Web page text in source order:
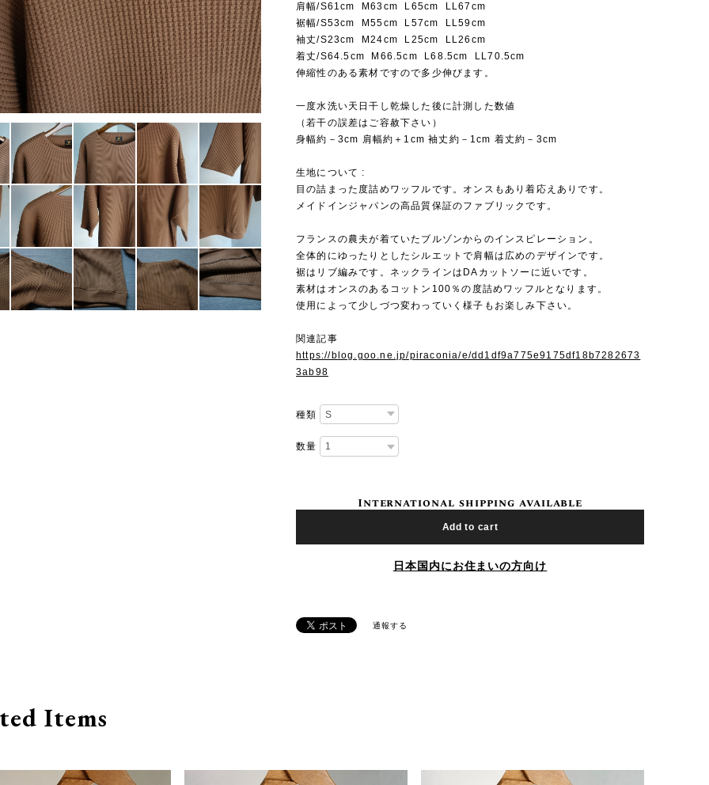
肩幅/S61cm M63cm L65cm LL67cm
裾幅/S53cm M55cm L57cm LL59cm
袖丈/S23cm M24cm L25cm LL26cm
着丈/S64.5cm M66.5cm L68.5cm LL70.5cm
伸縮性のある素材ですので多少伸びます。
一度水洗い天日干し乾燥した後に計測した数値
（若干の誤差はご容赦下さい）
身幅約－3cm 肩幅約＋1cm 袖丈約－1cm 着丈約－3cm
生地について :
目の詰まった度詰めワッフルです。オンスもあり着応えありです。
メイドインジャパンの高品質保証のファブリックです。
フランスの農夫が着ていたブルゾンからのインスピレーション。
全体的にゆったりとしたシルエットで肩幅は広めのデザインです。
裾はリブ編みです。ネックラインはDAカットソーに近いです。
素材はオンスのあるコットン100％の度詰めワッフルとなります。
使用によって少しづつ変わっていく様子もお楽しみ下さい。
関連記事
https://blog.goo.ne.jp/piraconia/e/dd1df9a775e9175df18b7282673
3ab98
種類
数量
International shipping available
Add to cart
日本国内にお住まいの方向け
通報する
Items